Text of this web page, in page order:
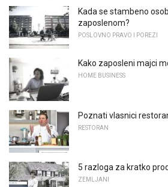
Kada se stambeno
zaposlenom?
POSLOVNO PRAVO I POREZI
Kako zaposleni majci
HOME BUSINESS
Poznati vlasnici
RESTORAN
5 razloga za kratko
ZEMLJANI